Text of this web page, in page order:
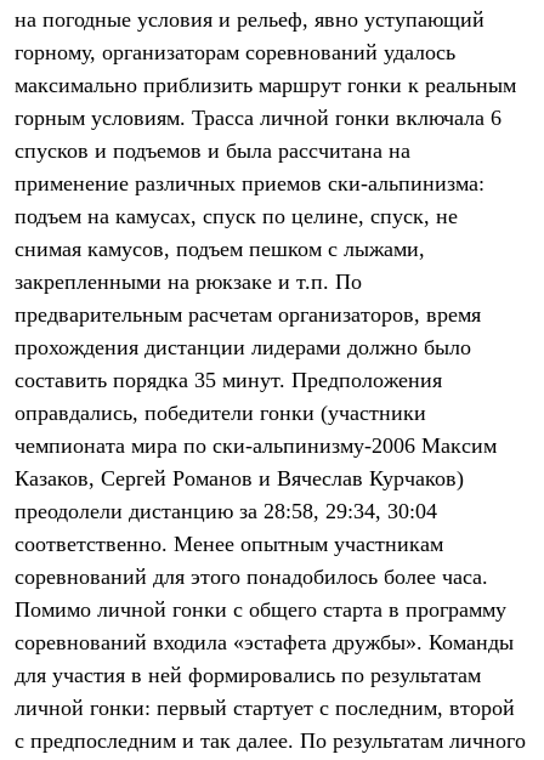
Софтшелл одежда
Куртки
Брюки
Рубашки
Футболки
Брюки
Термобелье
Среднее термобелье
Легкое термобелье
Флисовая одежда
Куртки
Брюки
Детская одежда
Комбинезоны
Куртки
Брюки
Утепленная синтетикой
Комбинезоны
Куртки
Лёгкая одежда
Футболки
Брюки
Софтшелл одежда
Куртки
Куртки
на погодные условия и рельеф, явно уступающий
горному, организаторам соревнований удалось
максимально приблизить маршрут гонки к реальным
горным условиям. Трасса личной гонки включала 6
спусков и подъемов и была рассчитана на
применение различных приемов ски-альпинизма:
подъем на камусах, спуск по целине, спуск, не
снимая камусов, подъем пешком с лыжами,
закрепленными на рюкзаке и т.п. По
предварительным расчетам организаторов, время
прохождения дистанции лидерами должно было
составить порядка 35 минут. Предположения
оправдались, победители гонки (участники
чемпионата мира по ски-альпинизму-2006 Максим
Казаков, Сергей Романов и Вячеслав Курчаков)
преодолели дистанцию за 28:58, 29:34, 30:04
соответственно. Менее опытным участникам
соревнований для этого понадобилось более часа.
Помимо личной гонки с общего старта в программу
соревнований входила «эстафета дружбы». Команды
для участия в ней формировались по результатам
личной гонки: первый стартует с последним, второй
с предпоследним и так далее. По результатам личного